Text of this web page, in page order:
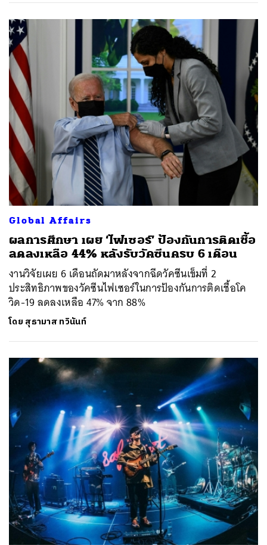
Global Affairs
ผลการศึกษา เผย ‘ไฟเซอร์’ ป้องกันการติดเชื้อ
ลดลงเหลือ 44% หลังรับวัคซีนครบ 6 เดือน
งานวิจัยเผย 6 เดือนถัดมาหลังจากฉีดวัคซีนเข็มที่ 2
ประสิทธิภาพของวัคซีนไฟเซอร์ในการป้องกันการติดเชื้อโค
วิด-19 ลดลงเหลือ 47% จาก 88%
โดย สุธามาส ทวินันท์